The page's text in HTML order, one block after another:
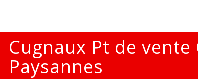
Cugnaux Pt de vente
Paysannes